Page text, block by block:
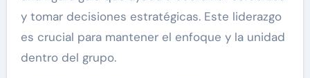
y tomar decisiones estratégicas. Este liderazgo
es crucial para mantener el enfoque y la unidad
dentro del grupo.